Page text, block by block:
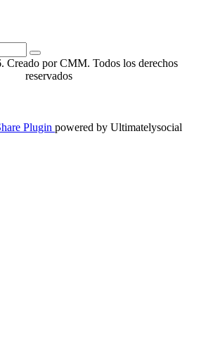
por CMM. Todos los derechos
reservados
Plugin powered by Ultimatelysocial